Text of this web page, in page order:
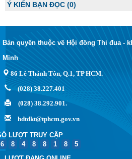
Ý KIẾN BẠN ĐỌC(0)
Bản quyền thuộc về Hội đồng Thi đua -
Minh
86 Lê Thánh Tôn, Q.1, TP HCM.
(028) 38.227.401
(028) 38.292.901.
hdtdkt@tphcm.gov.vn
LƯỢT TRUY CẬP
6
8 4 8 8 1 8
5